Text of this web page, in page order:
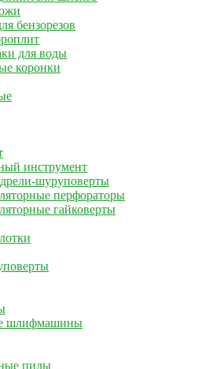
бензорезов
для воды
коронки
инструмент
шуруповерты
перфораторы
гайковерты
шлифмашины
пилы